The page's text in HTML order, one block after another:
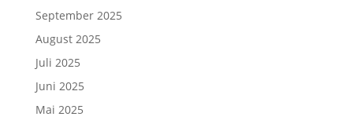
September 2025
August 2025
Juli 2025
Juni 2025
Mai 2025